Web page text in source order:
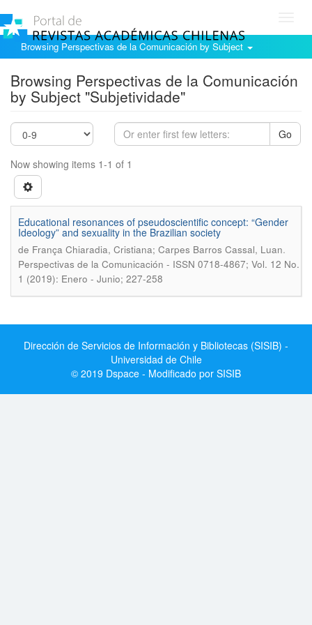
Browsing Perspectivas de la Comunicación by Subject
Browsing Perspectivas de la Comunicación
by Subject "Subjetividade"
Go
Now showing items 1-1 of 1
Educational resonances of pseudoscientific concept: “Gender
Ideology” and sexuality in the Brazilian society
de França Chiaradia, Cristiana; Carpes Barros Cassal, Luan.
Perspectivas de la Comunicación - ISSN 0718-4867; Vol. 12 No.
1 (2019): Enero - Junio; 227-258
Dirección de Servicios de Información y Bibliotecas (SISIB) -
Universidad de Chile
© 2019 Dspace - Modificado por SISIB